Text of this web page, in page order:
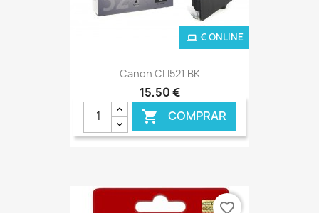
Canon CLI521 BK
15,50 €
 COMPRAR
€ ONLINE
favorite_border